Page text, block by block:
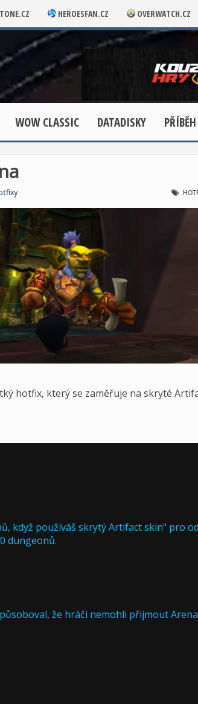
HEROESFAN.CZ OVERWATCH.CZ
WOW CLASSIC DATADISKY PŘÍBĚH
hotfix, který se zaměřuje na skryté
když používáš skrytý Artifact skin" pro
dungeonů.
že hráči nemohli přijmout